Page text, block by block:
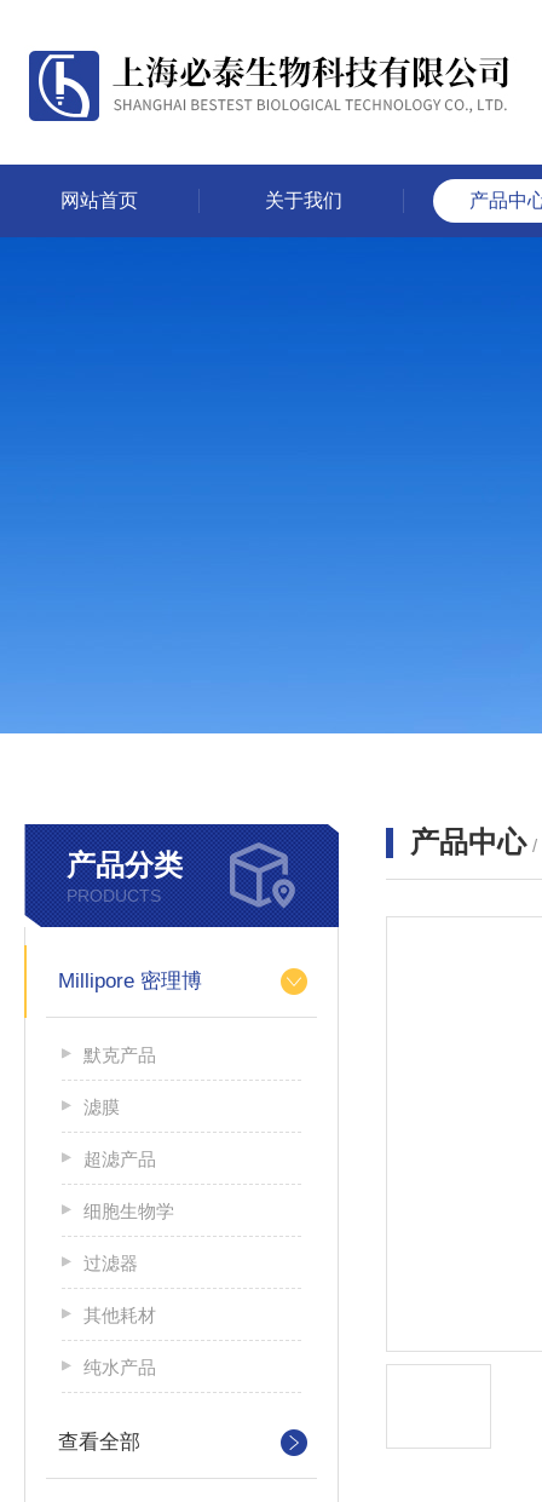
网站首页 关于我们 产品中
产品分类
PRODUCTS
Millipore 密理博
默克产品
滤膜
超滤产品
细胞生物学
过滤器
其他耗材
纯水产品
查看全部
产品中心 /